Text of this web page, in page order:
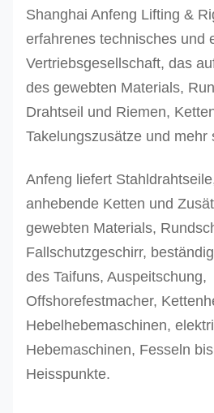
Shanghai Anfeng Lifting &
erfahrenes technisches und
Vertriebsgesellschaft, das
des gewebten Materials,
Drahtseil und Riemen,
Takelungszusätze und mehr
Anfeng liefert
anhebende Ketten und
gewebten Materials,
Fallschutzgeschirr,
des Taifuns, Auspeitschung,
Offshorefestmacher,
Hebelhebemaschinen,
Hebemaschinen, Fesseln
Heisspunkte.